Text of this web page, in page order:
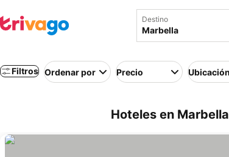
Destino
Filtros Ordenar por Precio Ubicación
Hoteles en